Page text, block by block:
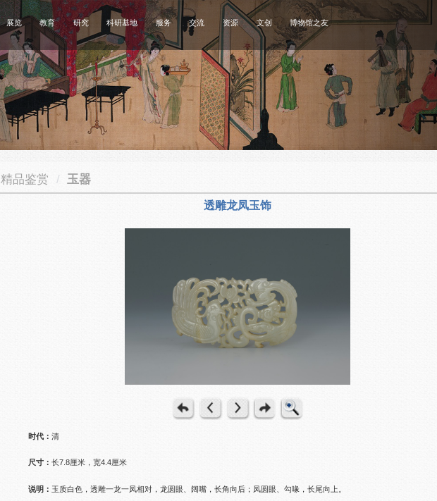
展览 教育 研究 科研基地 服务 交流 资源 文创 博物馆之友
精品鉴赏 / 玉器
透雕龙凤玉饰
时代：清
尺寸：长7.8厘米，宽4.4厘米
说明： 玉质白色，透雕一龙一凤相对，龙圆眼、阔嘴，长角向后；凤圆眼、勾喙，长尾向上。